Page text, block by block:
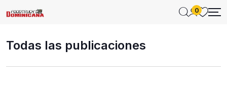
0
Todas las publicaciones